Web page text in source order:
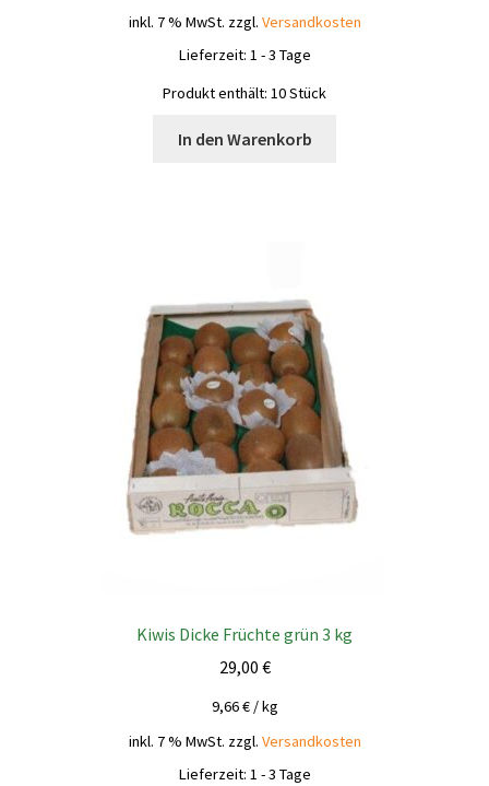
inkl. 7 % MwSt. zzgl. Versandkosten
Lieferzeit: 1 - 3 Tage
Produkt enthält: 10Stück
In den Warenkorb
Kiwis Dicke Früchte grün 3 kg
29,00 €
9,66€/kg
inkl. 7 % MwSt. zzgl. Versandkosten
Lieferzeit: 1 - 3 Tage